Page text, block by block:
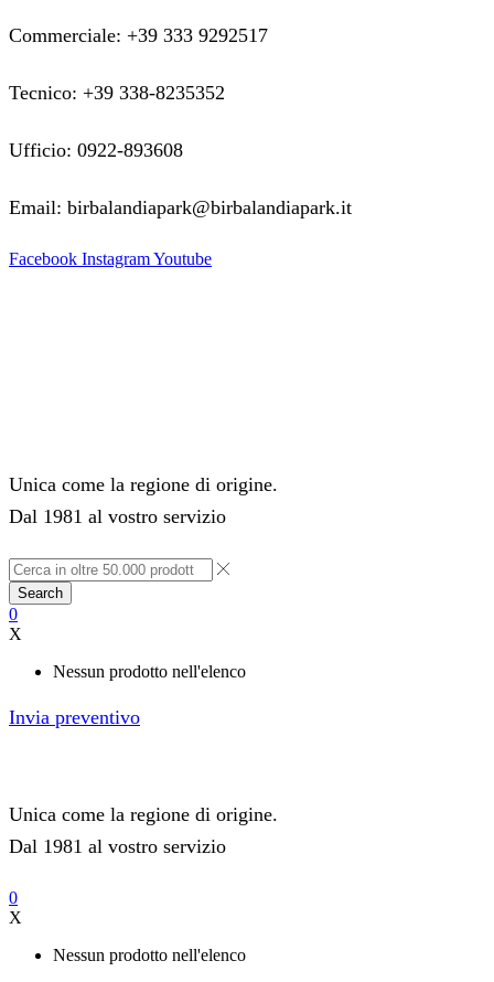
Commerciale: +39 333 9292517
Tecnico: +39 338-8235352
Ufficio: 0922-893608
Email: birbalandiapark@birbalandiapark.it
Facebook InstagramYoutube
Unica come la regione di origine.
Dal 1981 al vostro servizio
Search
0
X
Nessun prodotto nell'elenco
Invia preventivo
Unica come la regione di origine.
Dal 1981 al vostro servizio
0
X
Nessun prodotto nell'elenco